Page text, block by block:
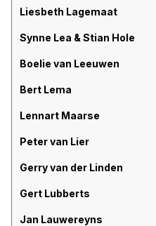
Liesbeth Lagemaat
Synne Lea & Stian Hole
Boelie van Leeuwen
Bert Lema
Lennart Maarse
Peter van Lier
Gerry van der Linden
Gert Lubberts
Jan Lauwereyns